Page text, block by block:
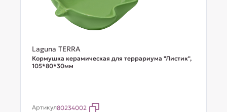
Laguna TERRA
Кормушка керамическая для террариума "Листик",
105*80*30мм
Артикул80234002